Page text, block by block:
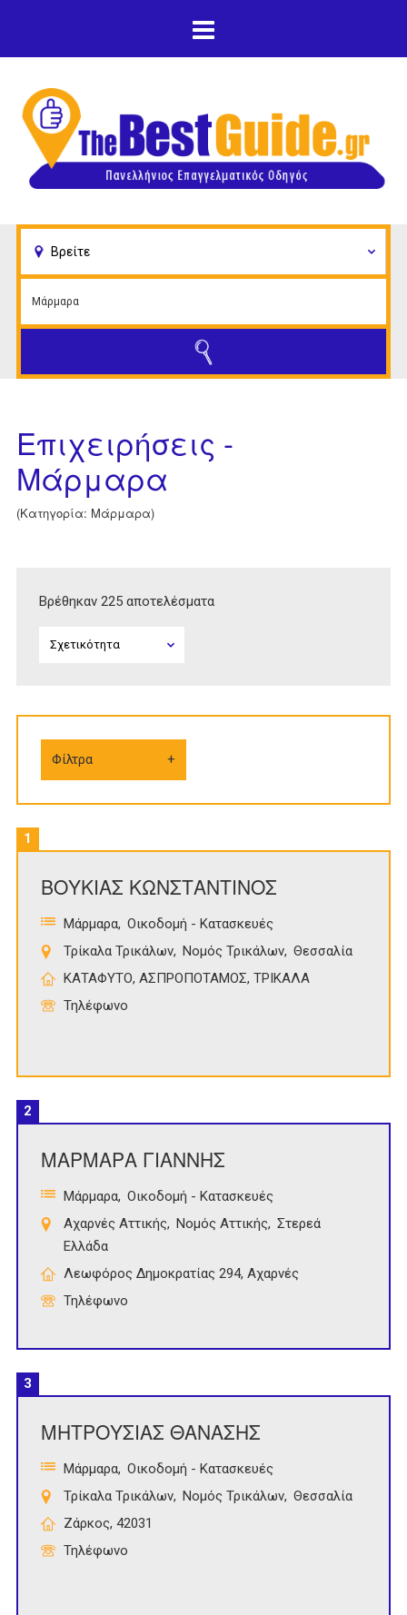
κυρίως περιεχόμενο
Επιχειρήσεις -
Μάρμαρα
(Κατηγορία: Μάρμαρα)
Βρέθηκαν 225 αποτελέσματα
Φίλτρα
1
ΒΟΥΚΙΑΣ ΚΩΝΣΤΑΝΤΙΝΟΣ
Μάρμαρα Οικοδομή - Κατασκευές
Τρίκαλα Τρικάλων
Νομός Τρικάλων Θεσσαλία
ΚΑΤΑΦΥΤΟ, ΑΣΠΡΟΠΟΤΑΜΟΣ, ΤΡΙΚΑΛΑ
Τηλέφωνο
2
ΜΑΡΜΑΡΑ ΓΙΑΝΝΗΣ
Μάρμαρα Οικοδομή - Κατασκευές
Αχαρνές Αττικής
Νομός Αττικής
Στερεά
Ελλάδα
Λεωφόρος Δημοκρατίας 294, Αχαρνές
Τηλέφωνο
3
ΜΗΤΡΟΥΣΙΑΣ ΘΑΝΑΣΗΣ
Μάρμαρα Οικοδομή - Κατασκευές
Τρίκαλα Τρικάλων
Νομός Τρικάλων Θεσσαλία
Ζάρκος, 42031
Τηλέφωνο